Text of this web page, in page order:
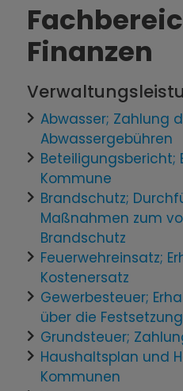
Finanzen
Abwasser; Zahlung
Abwassergebühren
Beteiligungsbericht;
Kommune
Brandschutz;
Maßnahmen zum
Brandschutz
Feuerwehreinsatz;
Kostenersatz
Gewerbesteuer;
über die Festsetzung
Grundsteuer;
Haushaltsplan und
Kommunen